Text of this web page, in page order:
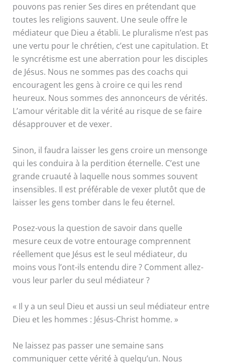
pouvons pas renier Ses dires en prétendant que
toutes les religions sauvent. Une seule offre le
médiateur que Dieu a établi. Le pluralisme n’est pas
une vertu pour le chrétien, c’est une capitulation. Et
le syncrétisme est une aberration pour les disciples
de Jésus. Nous ne sommes pas des coachs qui
encouragent les gens à croire ce qui les rend
heureux. Nous sommes des annonceurs de vérités.
L’amour véritable dit la vérité au risque de se faire
désapprouver et de vexer.
Sinon, il faudra laisser les gens croire un mensonge
qui les conduira à la perdition éternelle. C’est une
grande cruauté à laquelle nous sommes souvent
insensibles. Il est préférable de vexer plutôt que de
laisser les gens tomber dans le feu éternel.
Posez-vous la question de savoir dans quelle
mesure ceux de votre entourage comprennent
réellement que Jésus est le seul médiateur, du
moins vous l’ont-ils entendu dire ? Comment allez-
vous leur parler du seul médiateur ?
« Il y a un seul Dieu et aussi un seul médiateur entre
Dieu et les hommes : Jésus-Christ homme. »
Ne laissez pas passer une semaine sans
communiquer cette vérité à quelqu’un. Nous